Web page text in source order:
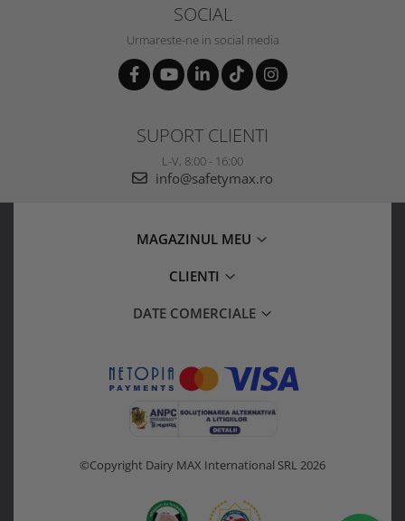
SOCIAL
Urmareste-ne in social media
SUPORT CLIENTI
L-V, 8:00 - 16:00
info@safetymax.ro
MAGAZINUL MEU
CLIENTI
DATE COMERCIALE
©Copyright Dairy MAX International SRL 2026